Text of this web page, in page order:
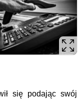
się podając swój